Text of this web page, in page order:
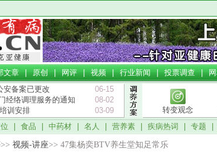
文章|原创|网评|视频|行业新闻|投票调查|
安备案已更改
06-15
经络调理服务的通知
08-02
训安排
03-09 转变观念
食品 中药材 名人 营养素 疾病热词 专题
>> 视频-讲座>> 47集杨奕BTV养生堂知足常乐